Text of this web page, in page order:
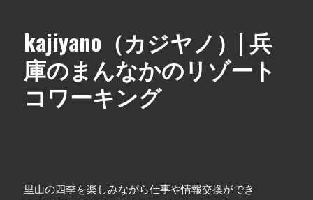
kajiyano（カジヤノ）| 兵
庫のまんなかのリゾート
コワーキング
里山の四季を楽しみながら仕事や情報交換ができ